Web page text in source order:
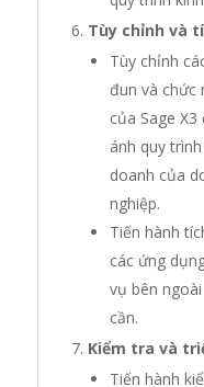
Tùy chỉnh và
Tùy chỉnh
đun và chức
của Sage X3
ánh quy
doanh của
nghiệp.
Tiến hành
các ứng
vụ bên
cần.
Kiểm tra và
Tiến hành